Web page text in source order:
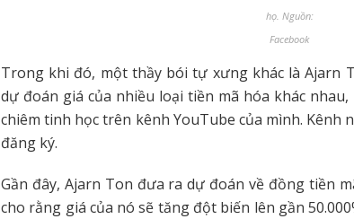
họ. Nguồn:
Facebook
Trong khi đó, một thầy bói tự xưng khác là Ajarn
dự đoán giá của nhiều loại tiền mã hóa khác
chiêm tinh học trên kênh YouTube của mình. Kênh
đăng ký.
Gần đây, Ajarn Ton đưa ra dự đoán về đồng tiền
cho rằng giá của nó sẽ tăng đột biến lên gần